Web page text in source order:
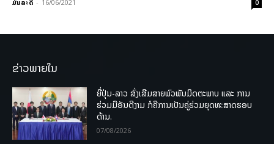
ມົນລະດີ - 16/06/2021 0
ຂ່າວພາຍໃນ
ຍີ່ປຸ່ນ-ລາວ ສົ່ງເສີມສາຍພົວພັນມິດຕະພາບ ແລະ ການ
ຮ່ວມມືອັນດີງາມ ກໍຄືການເປັນຄູ່ຮ່ວມຍຸດທະສາດຮອບ
ດ້ານ.
07/08/2026